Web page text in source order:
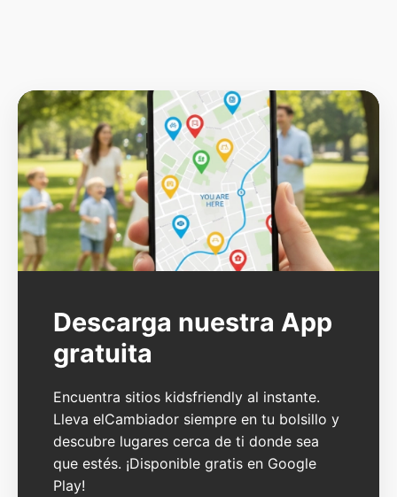
Descarga nuestra App
gratuita
Encuentra sitios kidsfriendly al instante.
Lleva elCambiador siempre en tu bolsillo y
descubre lugares cerca de ti donde sea
que estés. ¡Disponible gratis en Google
Play!